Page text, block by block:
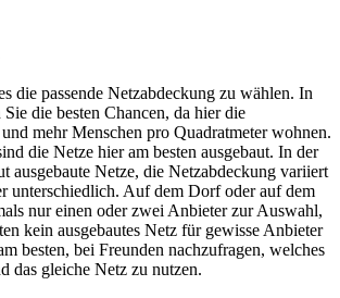
die passende Netzabdeckung zu wählen. In
die besten Chancen, da hier die
mehr Menschen pro Quadratmeter wohnen.
die Netze hier am besten ausgebaut. In der
ausgebaute Netze, die Netzabdeckung variiert
unterschiedlich. Auf dem Dorf oder auf dem
nur einen oder zwei Anbieter zur Auswahl,
kein ausgebautes Netz für gewisse Anbieter
besten, bei Freunden nachzufragen, welches
das gleiche Netz zu nutzen.